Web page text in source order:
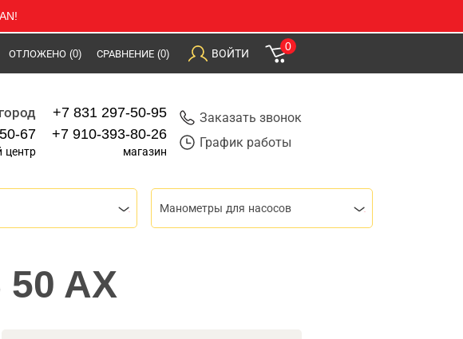
ОТЛОЖЕНО (0) СРАВНЕНИЕ (0) ВОЙТИ
0
67
центр
+7 831 297-50-95
+7 910-393-80-26
магазин
Заказать звонок
График работы
Манометры для насосов
AX